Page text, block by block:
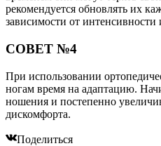
рекомендуется обновлять их
зависимости от интенсивности
СОВЕТ №4
При использовании
ногам время на адаптацию.
ношения и постепенно
дискомфорта.
Поделиться